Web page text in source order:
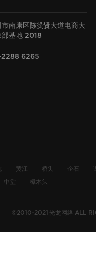
市南康区陈赞贤大道电商大
部基地 2018
2288 6265
黄江 桥头 企石
中堂 樟木头
©2010-2021 光龙网络 ALL